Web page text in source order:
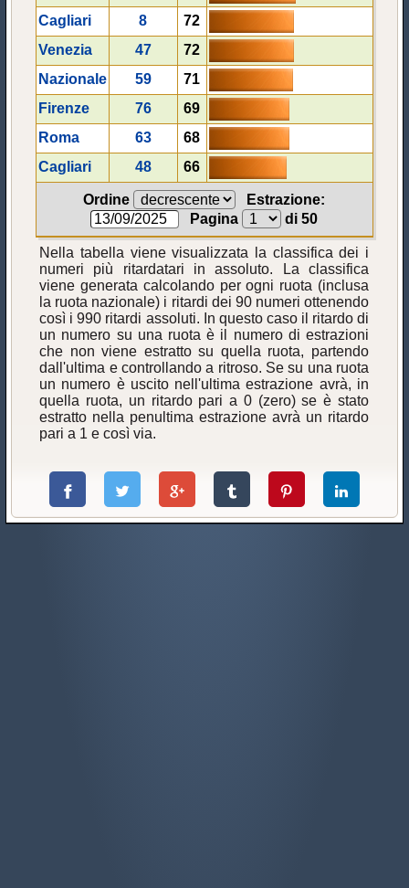
Cagliari
8
72
Venezia
47
72
Nazionale
59
71
Firenze
76
69
Roma
63
68
Cagliari
48 66
Ordine
Estrazione:
Pagina
di 50
Nella tabella viene visualizzata la classifica dei i
numeri più ritardatari in assoluto. La classifica
viene generata calcolando per ogni ruota (inclusa
la ruota nazionale) i ritardi dei 90 numeri ottenendo
così i 990 ritardi assoluti. In questo caso il ritardo di
un numero su una ruota è il numero di estrazioni
che non viene estratto su quella ruota, partendo
dall'ultima e controllando a ritroso. Se su una ruota
un numero è uscito nell'ultima estrazione avrà, in
quella ruota, un ritardo pari a 0 (zero) se è stato
estratto nella penultima estrazione avrà un ritardo
pari a 1 e così via.